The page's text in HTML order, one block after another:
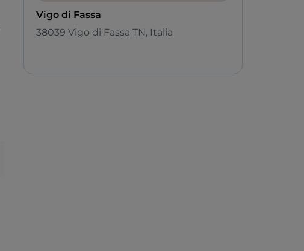
Vigo di Fassa
38039 Vigo di Fassa TN, Italia